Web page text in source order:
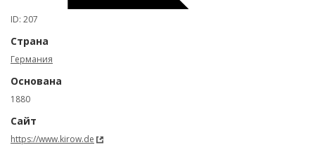
ID: 207
Страна
Германия
Основана
1880
Сайт
https://www.kirow.de